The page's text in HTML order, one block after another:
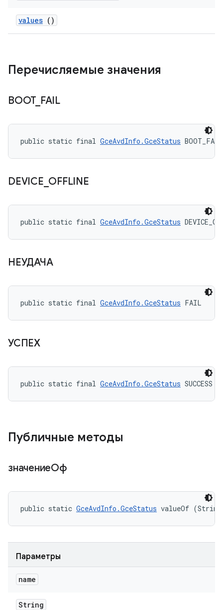
values ()
Перечисляемые значения
BOOT_ FAIL
public static final GceAvdInfo.GceStatus BOOT_FAIL
DEVICE OFFLINE
public static final GceAvdInfo.GceStatus
НЕУДАЧА
public static final GceAvdInfo.GceStatus FAIL
УСПЕХ
public static final GceAvdInfo.GceStatus SUCCESS
Публичные методы
значениеОф
public static GceAvdInfo.GceStatus valueOf (String
Параметры
name
String